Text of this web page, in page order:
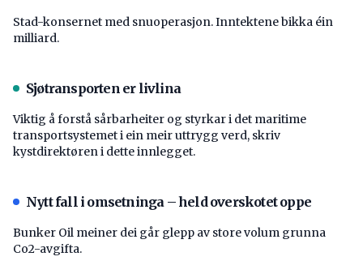
Stad-konsernet med snuoperasjon. Inntektene bikka éin
milliard.
Sjøtransporten er livlina
Viktig å forstå ­sårbarheiter og styrkar i det maritime
transport­systemet i ein meir uttrygg verd, skriv
kystdirektøren i dette innlegget.
Nytt fall i omsetninga – held overskotet oppe
Bunker Oil meiner dei går glepp av store volum grunna
Co2-avgifta.